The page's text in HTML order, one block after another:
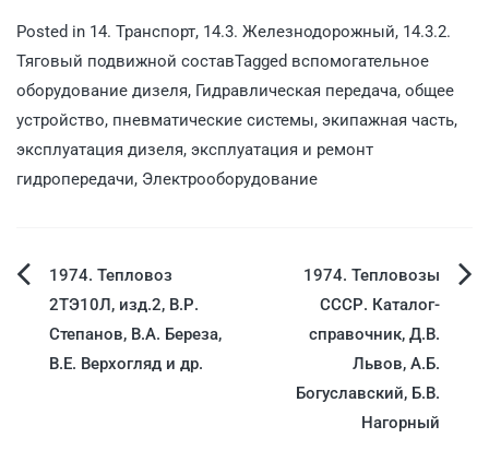
Posted in 14. Транспорт, 14.3. Железнодорожный, 14.3.2.
Тяговый подвижной составTagged вспомогательное
оборудование дизеля, Гидравлическая передача, общее
устройство, пневматические системы, экипажная часть,
эксплуатация дизеля, эксплуатация и ремонт
гидропередачи, Электрооборудование
1974. Тепловоз
2ТЭ10Л, изд.2, В.Р.
Степанов, В.А. Береза,
В.Е. Верхогляд и др.
1974. Тепловозы
СССР. Каталог-
справочник, Д.В.
Львов, А.Б.
Богуславский, Б.В.
Нагорный